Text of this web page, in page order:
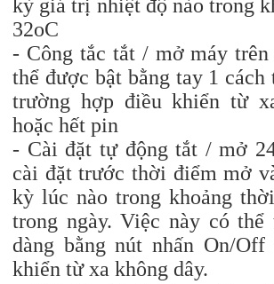
kỳ giá trị nhiệt độ nào trong
32oC
- Công tắc tắt / mở máy
thể được bật bằng tay 1
trường hợp điều khiển từ
hoặc hết pin
- Cài đặt tự động tắt / mở
cài đặt trước thời điểm mở
kỳ lúc nào trong khoảng
trong ngày. Việc này có thể
dàng bằng nút nhấn On/
khiển từ xa không dây.